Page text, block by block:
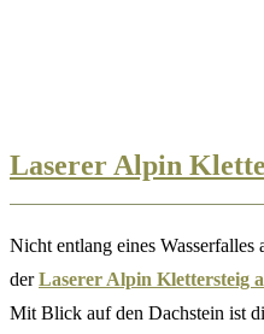
Laserer Alpin
Nicht entlang eines Wasserfalles
derLaserer Alpin Klettersteig
Mit Blick auf den Dachstein ist